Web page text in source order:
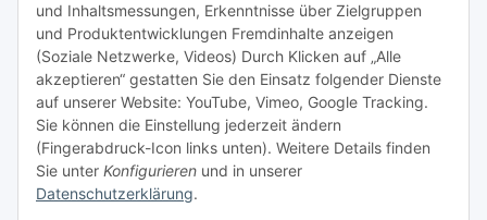
Nachfüllpreise für Druckerpatronen
Refillservice Patronen verpacken
TiDis Druckerwerkstatt
TiDis PC & Notebookwerkstatt
TiDis eScooter Werkstatt
und Inhaltsmessungen, Erkenntnisse über Zielgruppen
und Produktentwicklungen Fremdinhalte anzeigen
(Soziale Netzwerke, Videos) Durch Klicken auf „Alle
akzeptieren“ gestatten Sie den Einsatz folgender Dienste
auf unserer Website: YouTube, Vimeo, Google Tracking.
Sie können die Einstellung jederzeit ändern
(Fingerabdruck-Icon links unten). Weitere Details finden
Sie unter Konfigurieren und in unserer
Datenschutzerklärung.